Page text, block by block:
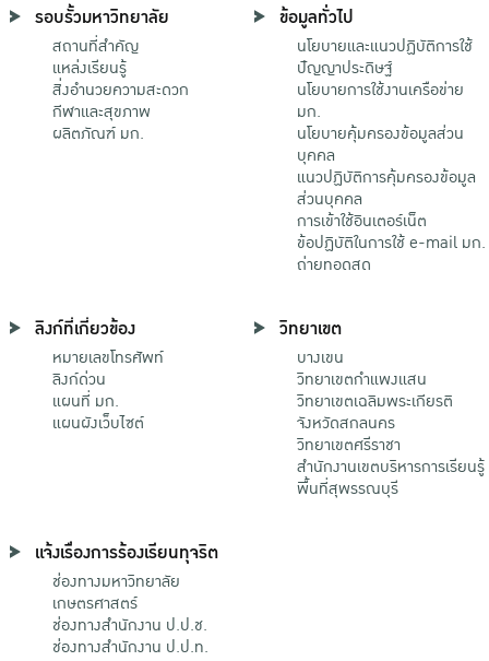
รอบรั้วมหาวิทยาลัย
สถานที่สำคัญ
แหล่งเรียนรู้
สิ่งอำนวยความสะดวก
กีฬาและสุขภาพ
ผลิตภัณฑ์ มก.
ข้อมูลทั่วไป
นโยบายและแนวปฏิบัติการใช้
ปัญญาประดิษฐ์
นโยบายการใช้งานเครือข่าย
มก.
นโยบายคุ้มครองข้อมูลส่วน
บุคคล
แนวปฏิบัติการคุ้มครองข้อมูล
ส่วนบุคคล
การเข้าใช้อินเตอร์เน็ต
ข้อปฏิบัติในการใช้ e-mail มก.
ถ่ายทอดสด
ลิงก์ที่เกี่ยวข้อง
หมายเลขโทรศัพท์
ลิงก์ด่วน
แผนที่ มก.
แผนผังเว็บไซต์
วิทยาเขต
บางเขน
วิทยาเขตกําแพงแสน
วิทยาเขตเฉลิมพระเกียรติ
จังหวัดสกลนคร
วิทยาเขตศรีราชา
สำนักงานเขตบริหารการเรียนรู้
พื้นที่สุพรรณบุรี
แจ้งเรื่องการร้องเรียนทุจริต
ช่องทางมหาวิทยาลัย
เกษตรศาสตร์
ช่องทางสำนักงาน ป.ป.ช.
ช่องทางสำนักงาน ป.ป.ท.